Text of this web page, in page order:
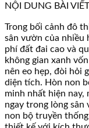
NỘI DUNG BÀI VIẾT
Trong bối cảnh đô
sân vườn của nhiều
phí đất đai cao và
không gian xanh
nên eo hẹp, đòi hỏi
diện tích. Hòn non
minh nhất hiện nay,
ngay trong lòng
non bộ truyền